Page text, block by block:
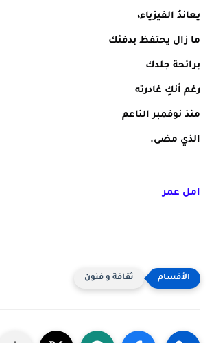
يعاندُ الفيزياء،
ما زال يحتفظ بدفئك
برائحة جلدك
رغم أنكِ غادرته
منذ نوفمبر الناعم
الذي مضى.
امل عمر
ثقافة و فنون